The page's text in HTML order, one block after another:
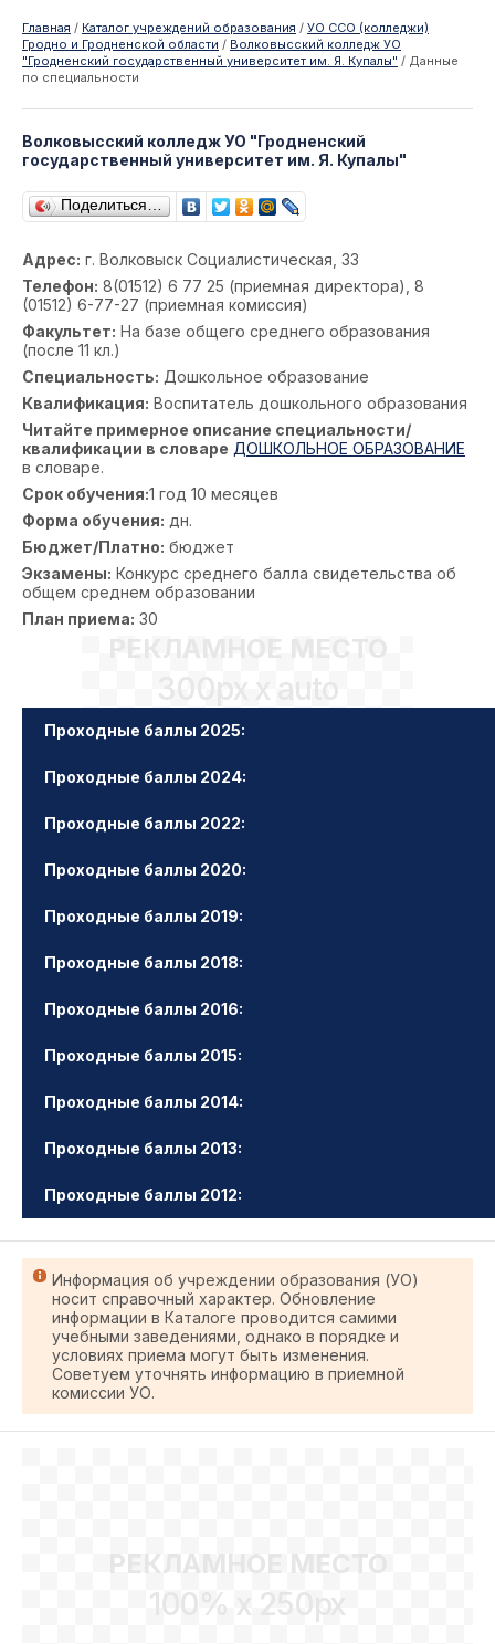
Главная / Каталог учреждений образования / УО ССО (колледжи)
Гродно и Гродненской области / Волковысский колледж УО
"Гродненский государственный университет им. Я. Купалы" / Данные
по специальности
Волковысский колледж УО "Гродненский
государственный университет им. Я. Купалы"
Поделиться…
Адрес: г. Волковыск Социалистическая, 33
Телефон: 8(01512) 6 77 25 (приемная директора), 8
(01512) 6-77-27 (приемная комиссия)
Факультет: На базе общего среднего образования
(после 11 кл.)
Специальность: Дошкольное образование
Квалификация: Воспитатель дошкольного образования
Читайте примерное описание специальности/
квалификации в словаре ДОШКОЛЬНОЕ ОБРАЗОВАНИЕ
в словаре.
Срок обучения:1 год 10 месяцев
Форма обучения: дн.
Бюджет/Платно: бюджет
Экзамены: Конкурс среднего балла свидетельства об
общем среднем образовании
План приема: 30
РЕКЛАМНОЕ МЕСТО
300px x auto
Проходные баллы 2025:
Проходные баллы 2024:
Проходные баллы 2022:
Проходные баллы 2020:
Проходные баллы 2019:
Проходные баллы 2018:
Проходные баллы 2016:
Проходные баллы 2015:
Проходные баллы 2014:
Проходные баллы 2013:
Проходные баллы 2012:
Информация об учреждении образования (УО)
носит справочный характер. Обновление
информации в Каталоге проводится самими
учебными заведениями, однако в порядке и
условиях приема могут быть изменения.
Советуем уточнять информацию в приемной
комиссии УО.
РЕКЛАМНОЕ МЕСТО
100% x 250px